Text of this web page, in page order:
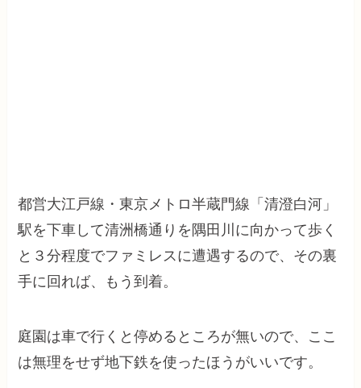
都営大江戸線・東京メトロ半蔵門線「清澄白河」
駅を下車して清洲橋通りを隅田川に向かって歩く
と３分程度でファミレスに遭遇するので、その裏
手に回れば、もう到着。
庭園は車で行くと停めるところが無いので、ここ
は無理をせず地下鉄を使ったほうがいいです。